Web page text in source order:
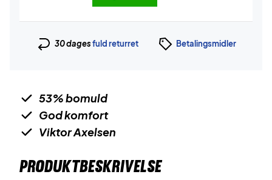
30 dagesfuld returret Betalingsmidler
53% bomuld
God komfort
Viktor Axelsen
PRODUKTBESKRIVELSE